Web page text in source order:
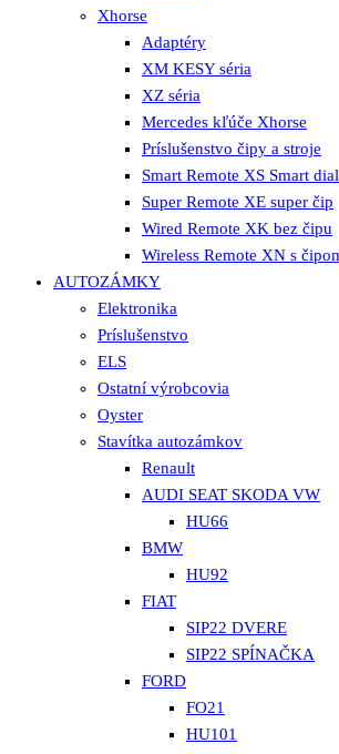
Xhorse
Adaptéry
XM KESY séria
XZ séria
Mercedes kľúče Xhorse
Príslušenstvo čipy a stroje
Smart Remote XS Smart
Super Remote XE super čip
Wired Remote XK bez čipu
Wireless Remote XN s
AUTOZÁMKY
Elektronika
Príslušenstvo
ELS
Ostatní výrobcovia
Oyster
Stavítka autozámkov
Renault
AUDI SEAT SKODA VW
HU66
BMW
HU92
FIAT
SIP22 DVERE
SIP22 SPÍNAČKA
FORD
FO21
HU101